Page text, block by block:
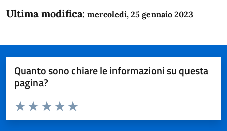
Ultima modifica: mercoledì, 25 gennaio 2023
Quanto sono chiare le informazioni su questa
pagina?
Domanda
Valuta da 1 a 5 stelle la pagina
Valuta 5 stelle su 5
Valuta 4 stelle su 5
Valuta 3 stelle su 5
Valuta 2 stelle su 5
Valuta 1 stelle su 5